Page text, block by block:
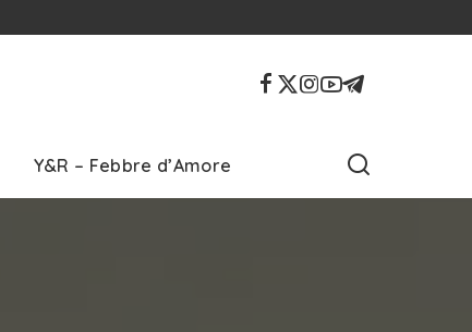
Y&R – Febbre d’Amore